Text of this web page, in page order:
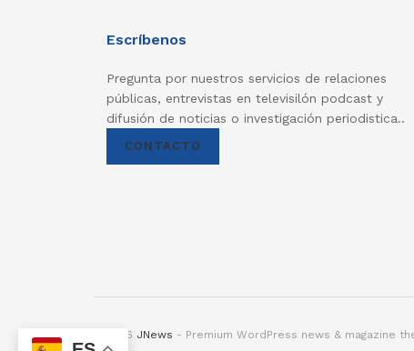
Escríbenos
Pregunta por nuestros servicios de relaciones
públicas, entrevistas en televisilón podcast y
difusión de noticias o investigación periodistica..
CONTACTO
© 2026 JNews - Premium WordPress news & magazine